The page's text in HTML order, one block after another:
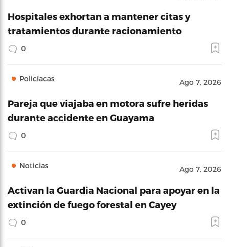
Hospitales exhortan a mantener citas y
tratamientos durante racionamiento
0
Policíacas Ago 7, 2026
Pareja que viajaba en motora sufre heridas
durante accidente en Guayama
0
Noticias Ago 7, 2026
Activan la Guardia Nacional para apoyar en la
extinción de fuego forestal en Cayey
0